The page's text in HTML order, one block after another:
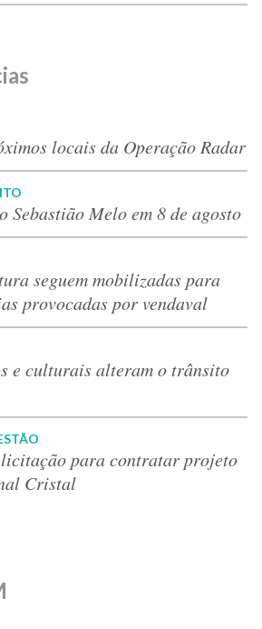
locais da Operação Radar
Sebastião Melo em 8 de agosto
seguem mobilizadas para
provocadas por vendaval
e culturais alteram o trânsito
para contratar projeto
Cristal